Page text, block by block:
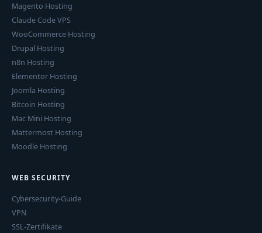
Magento Hosting
Claude Code VPS
WooCommerce Hosting
Drupal Hosting
n8n Hosting
Elementor Hosting
Joomla Hosting
Bitcoin Hosting
Mac Mini Hosting
Mattermost Hosting
Moodle Hosting
WEB SECURITY
Cybersecurity-Guide
VPN
SSL-Zertifikate